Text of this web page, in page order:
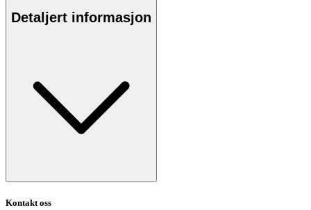
Detaljert informasjon
Kontakt oss